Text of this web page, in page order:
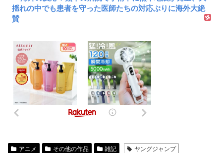
揺れの中でも患者を守った医師たちの対応ぶりに海外大絶
賛
アニメ その他の作品 雑記
ヤングジャンプ